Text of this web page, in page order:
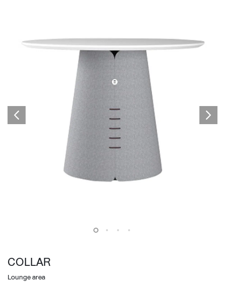
COLLAR
Lounge area